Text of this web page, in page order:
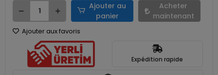
Ajouter au
panier
Acheter
maintenant
Ajouter aux favoris
Expédition rapide